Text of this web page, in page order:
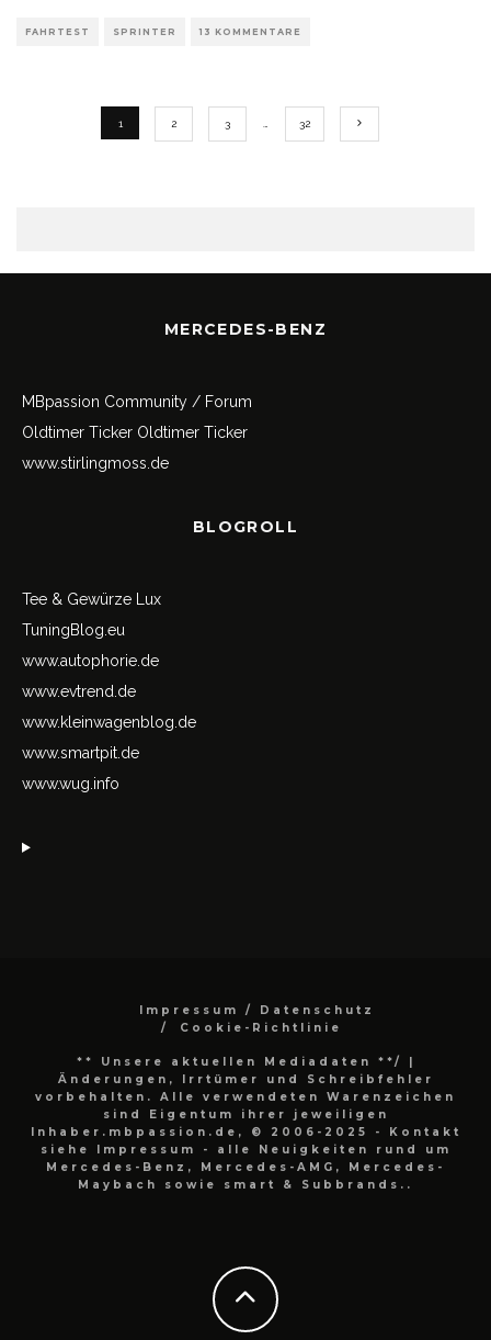
FAHRTEST SPRINTER 13 KOMMENTARE
1 2 3 32
MERCEDES-BENZ
MBpassion Community / Forum
Oldtimer Ticker Oldtimer Ticker
www.stirlingmoss.de
BLOGROLL
Tee & Gewürze Lux
TuningBlog.eu
www.autophorie.de
www.evtrend.de
www.kleinwagenblog.de
www.smartpit.de
www.wug.info
Impressum / Datenschutz
Cookie-Richtlinie
** Unsere aktuellen Mediadaten **/
|
Änderungen, Irrtümer und Schreibfehler
vorbehalten. Alle verwendeten Warenzeichen
sind Eigentum ihrer jeweiligen
Inhaber.mbpassion.de, © 2006-2025 - Kontakt
siehe Impressum - alle Neuigkeiten rund um
Mercedes-Benz, Mercedes-AMG, Mercedes-
Maybach sowie smart & Subbrands..